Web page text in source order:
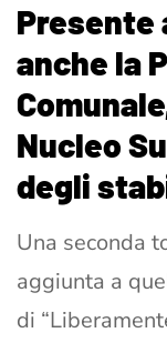
Presente
anche la
Nucleo
degli
Una seconda
aggiunta a
di